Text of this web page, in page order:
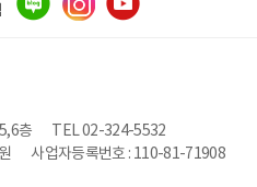
층
TEL 02-324-5532
사업자등록번호 : 110-81-71908